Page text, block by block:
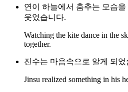
연이 하늘에서 춤추는 모습
웃었습니다.
Watching the kite dance in the
together.
진수는 마음속으로 알게 되었
Jinsu realized something in his